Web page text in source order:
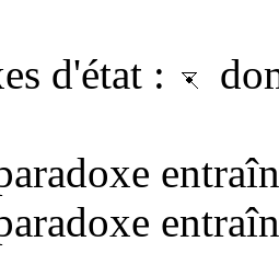
d'état :